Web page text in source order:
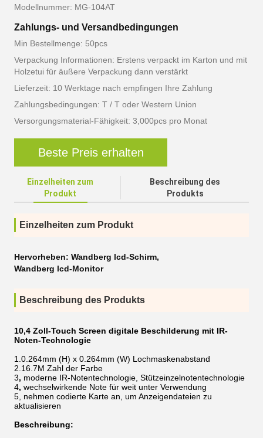
Modellnummer: MG-104AT
Zahlungs- und Versandbedingungen
Min Bestellmenge: 50pcs
Verpackung Informationen: Erstens verpackt im Karton und mit
Holzetui für äußere Verpackung dann verstärkt
Lieferzeit: 10 Werktage nach empfingen Ihre Zahlung
Zahlungsbedingungen: T / T oder Western Union
Versorgungsmaterial-Fähigkeit: 3,000pcs pro Monat
Beste Preis erhalten
Einzelheiten zum
Produkt
Beschreibung des
Produkts
Einzelheiten zum Produkt
Hervorheben: Wandberg lcd-Schirm,
Wandberg lcd-Monitor
Beschreibung des Produkts
10,4 Zoll-Touch Screen digitale Beschilderung mit IR-
Noten-Technologie
1.0.264mm (H) x 0.264mm (W) Lochmaskenabstand
2.16.7M Zahl der Farbe
3, moderne IR-Notentechnologie, Stützeinzelnotentechnologie
4, wechselwirkende Note für weit unter Verwendung
5, nehmen codierte Karte an, um Anzeigendateien zu
aktualisieren
Beschreibung: